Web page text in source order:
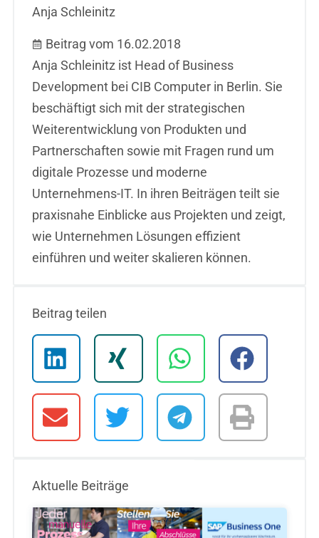
Anja Schleinitz
Beitrag vom 16.02.2018
Anja Schleinitz ist Head of Business
Development bei CIB Computer in Berlin. Sie
beschäftigt sich mit der strategischen
Weiterentwicklung von Produkten und
Partnerschaften sowie mit Fragen rund um
digitale Prozesse und moderne
Unternehmens-IT. In ihren Beiträgen teilt sie
praxisnahe Einblicke aus Projekten und zeigt,
wie Unternehmen Lösungen effizient
einführen und weiter skalieren können.
Beitrag teilen
Aktuelle Beiträge